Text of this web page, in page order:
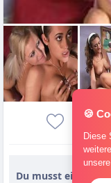
Du musst
🍪
Diese